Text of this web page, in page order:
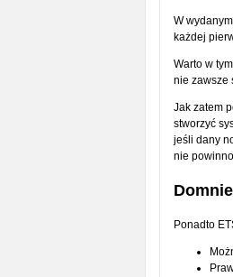
W
każdej
Warto w
nie zawsze
Jak zatem
stworzyć
jeśli dany
nie
Ponadto